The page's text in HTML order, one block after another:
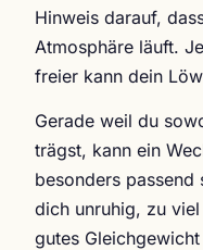
Hinweis darauf,
Atmosphäre läuft.
freier kann dein
Gerade weil du
trägst, kann ein
besonders passend
dich unruhig, zu
gutes